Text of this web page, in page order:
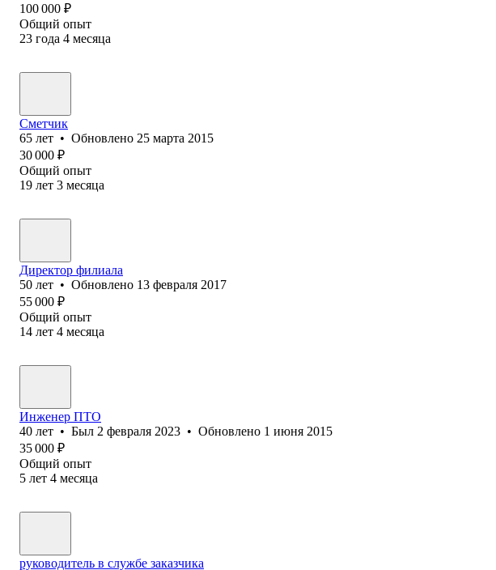
100 000 ₽
Общий опыт
23 года 4 месяца
Сметчик
65 лет • Обновлено 25 марта 2015
30 000 ₽
Общий опыт
19 лет 3 месяца
Директор филиала
50 лет • Обновлено 13 февраля 2017
55 000 ₽
Общий опыт
14 лет 4 месяца
Инженер ПТО
40 лет • Был 2 февраля 2023 • Обновлено 1 июня 2015
35 000 ₽
Общий опыт
5 лет 4 месяца
руководитель в службе заказчика